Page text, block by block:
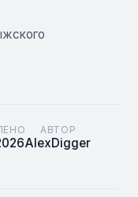
АВТОР
AlexDigger